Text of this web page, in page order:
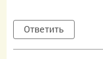
Ответить